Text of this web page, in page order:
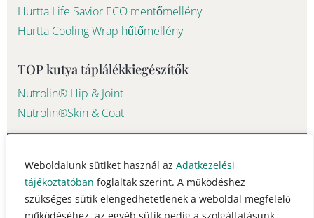
Weboldalunk sütiket használ az Adatkezelési
tájékoztatóban foglaltak szerint. A működéshez
szükséges sütik elengedhetetlenek a weboldal megfelelő
Hurtta Life Savior ECO mentőmellény
Hurtta Cooling Wrap hűtőmellény
TOP kutya táplálékkiegészítők
Nutrolin® Hip & Joint
Nutrolin®Skin & Coat